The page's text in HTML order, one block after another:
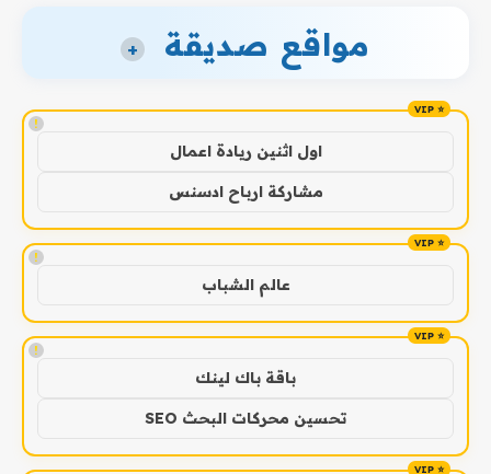
مواقع صديقة +
!
اول اثنين ريادة اعمال
مشاركة ارباح ادسنس
!
عالم الشباب
!
باقة باك لينك
تحسين محركات البحث SEO